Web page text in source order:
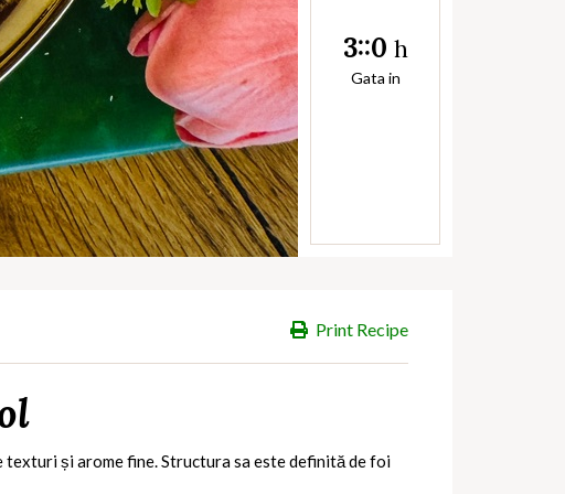
3::0 h
Gata in
Print Recipe
texturi și arome fine. Structura sa este definită de foi